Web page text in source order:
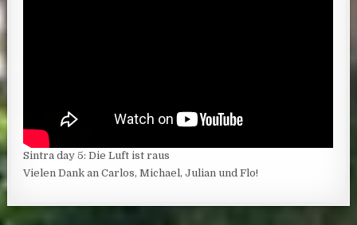
Sintra day 5: Die Luft ist raus
Vielen Dank an Carlos, Michael, Julian und Flo!